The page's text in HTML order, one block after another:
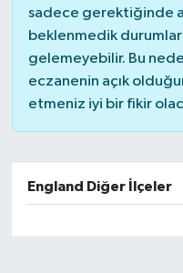
sadece gerektiğinde
beklenmedik
gelemeyebilir. Bu
eczanenin açık
etmeniz iyi bir fikir
England Diğer İlçeler